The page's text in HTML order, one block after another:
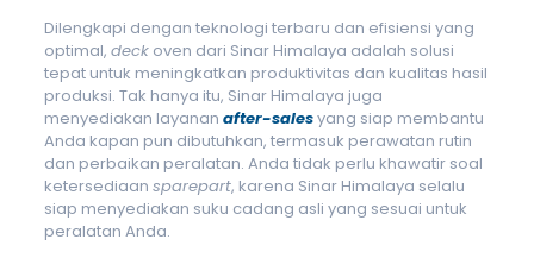
Dilengkapi dengan teknologi terbaru dan efisiensi yang
optimal, deckoven dari Sinar Himalaya adalah solusi
tepat untuk meningkatkan produktivitas dan kualitas hasil
produksi. Tak hanya itu, Sinar Himalaya juga
menyediakan layanan after-salesyang siap membantu
Anda kapan pun dibutuhkan, termasuk perawatan rutin
dan perbaikan peralatan. Anda tidak perlu khawatir soal
ketersediaan sparepart, karena Sinar Himalaya selalu
siap menyediakan suku cadang asli yang sesuai untuk
peralatan Anda.